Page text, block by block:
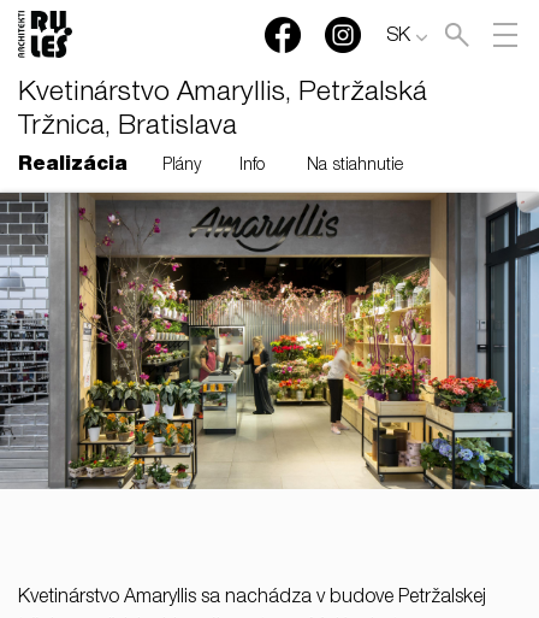
SK
Kvetinárstvo Amaryllis, Petržalská
Tržnica, Bratislava
Realizácia Plány Info Na stiahnutie
Kvetinárstvo Amaryllis sa nachádza v budove Petržalskej
Slovensko